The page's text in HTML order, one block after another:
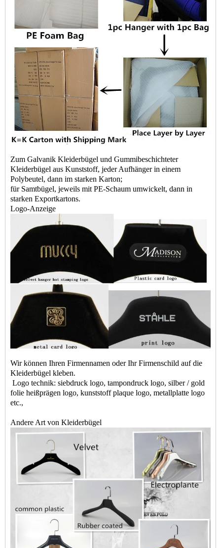
Zum Galvanik Kleiderbügel und Gummibeschichteter
Kleiderbügel aus Kunststoff, jeder Aufhänger in einem
Polybeutel, dann im starken Karton;
für Samtbügel, jeweils mit PE-Schaum umwickelt, dann in
starken Exportkartons.
Logo-Anzeige
Wir können Ihren Firmennamen oder Ihr Firmenschild auf die
Kleiderbügel kleben.
Logo technik: siebdruck logo, tampondruck logo, silber / gold
folie heißprägen logo, kunststoff plaque logo, metallplatte logo
etc.,
Andere Art von Kleiderbügel